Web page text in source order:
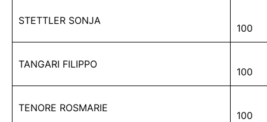
STETTLER SONJA
100
TANGARI FILIPPO
100
TENORE ROSMARIE
100